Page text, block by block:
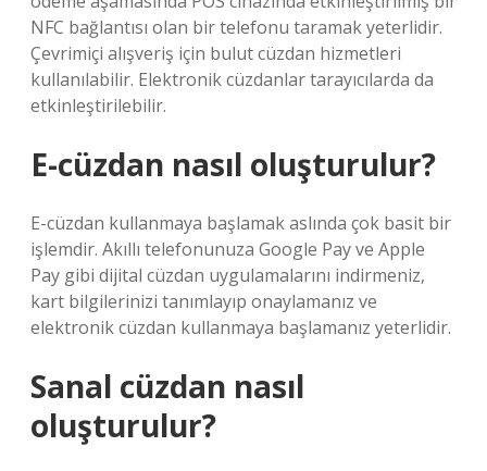
NFC bağlantısı olan bir telefonu taramak yeterlidir.
Çevrimiçi alışveriş için bulut cüzdan hizmetleri
kullanılabilir. Elektronik cüzdanlar tarayıcılarda da
etkinleştirilebilir.
E-cüzdan nasıl oluşturulur?
E-cüzdan kullanmaya başlamak aslında çok basit bir
işlemdir. Akıllı telefonunuza Google Pay ve Apple
Pay gibi dijital cüzdan uygulamalarını indirmeniz,
kart bilgilerinizi tanımlayıp onaylamanız ve
elektronik cüzdan kullanmaya başlamanız yeterlidir.
Sanal cüzdan nasıl
oluşturulur?